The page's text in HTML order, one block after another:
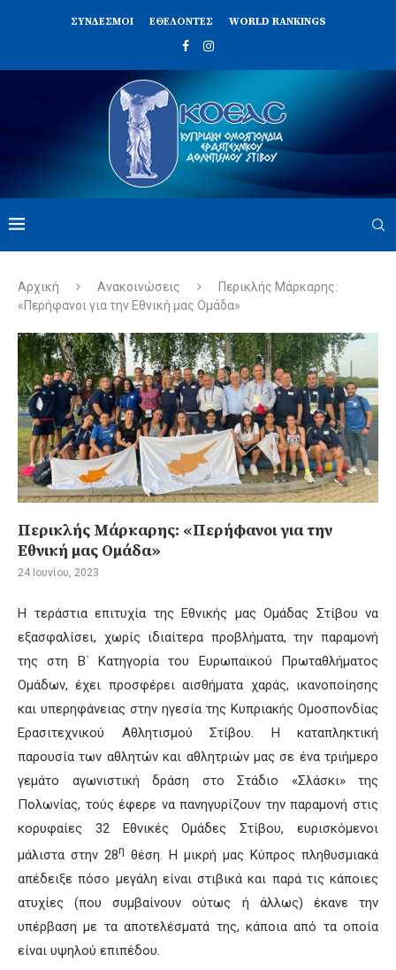
ΣΥΝΔΈΣΜΟΙ ΕΘΕΛΟΝΤΈΣ WORLD RANKINGS
Αρχική Ανακοινώσεις
Περικλής Μάρκαρης:
«Περήφανοι για την Εθνική μας Ομάδα»
Περικλής Μάρκαρης: «Περήφανοι για την
Εθνική μας Ομάδα»
24 Ιουνίου, 2023
Η τεράστια επιτυχία της Εθνικής μας Ομάδας Στίβου να
εξασφαλίσει, χωρίς ιδιαίτερα προβλήματα, την παραμονή
της στη Β΄ Κατηγορία του Ευρωπαϊκού Πρωταθλήματος
Ομάδων, έχει προσφέρει αισθήματα χαράς, ικανοποίησης
και υπερηφάνειας στην ηγεσία της Κυπριακής Ομοσπονδίας
Ερασιτεχνικού Αθλητισμού Στίβου. Η καταπληκτική
παρουσία των αθλητών και αθλητριών μας σε ένα τριήμερο
γεμάτο αγωνιστική δράση στο Στάδιο «Σλάσκι» της
Πολωνίας, τούς έφερε να πανηγυρίζουν την παραμονή στις
κορυφαίες 32 Εθνικές Ομάδες Στίβου, ευρισκόμενοι
μάλιστα στην 28η θέση. Η μικρή μας Κύπρος πληθυσμιακά
απέδειξε πόσο μεγάλη είναι στιβικά και παρά τις κάποιες
ατυχίες (που συμβαίνουν ούτως ή άλλως) έκανε την
υπέρβαση με τα αποτελέσματά της, κάποια από τα οποία
είναι υψηλού επιπέδου.